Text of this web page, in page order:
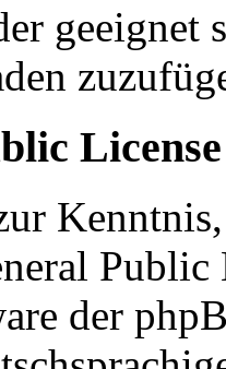
geeignet
License
der